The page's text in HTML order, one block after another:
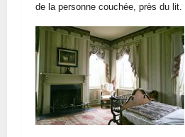
de la personne couchée, près du lit.